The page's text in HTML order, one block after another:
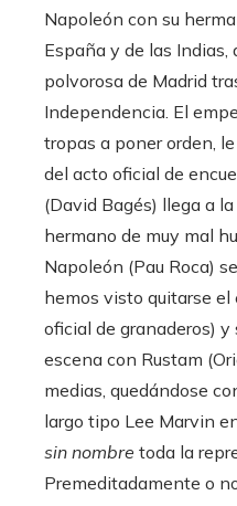
Napoleón con su
España y de las Indias,
polvorosa de Madrid
Independencia. El
tropas a poner orden,
del acto oficial de
(David Bagés) llega a
hermano de muy mal
Napoleón (Pau Roca)
hemos visto quitarse
oficial de granaderos)
escena con Rustam
medias, quedándose
largo tipo Lee Marvin
sin nombre toda la
Premeditadamente o